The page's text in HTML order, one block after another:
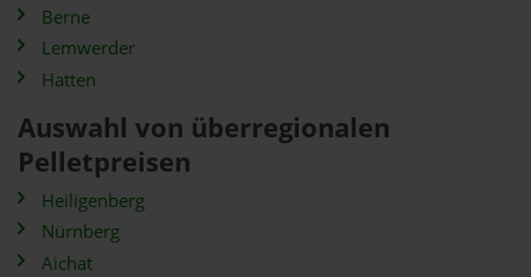
Berne
Lemwerder
Hatten
Auswahl von überregionalen
Pelletpreisen
Heiligenberg
Nürnberg
Aichat